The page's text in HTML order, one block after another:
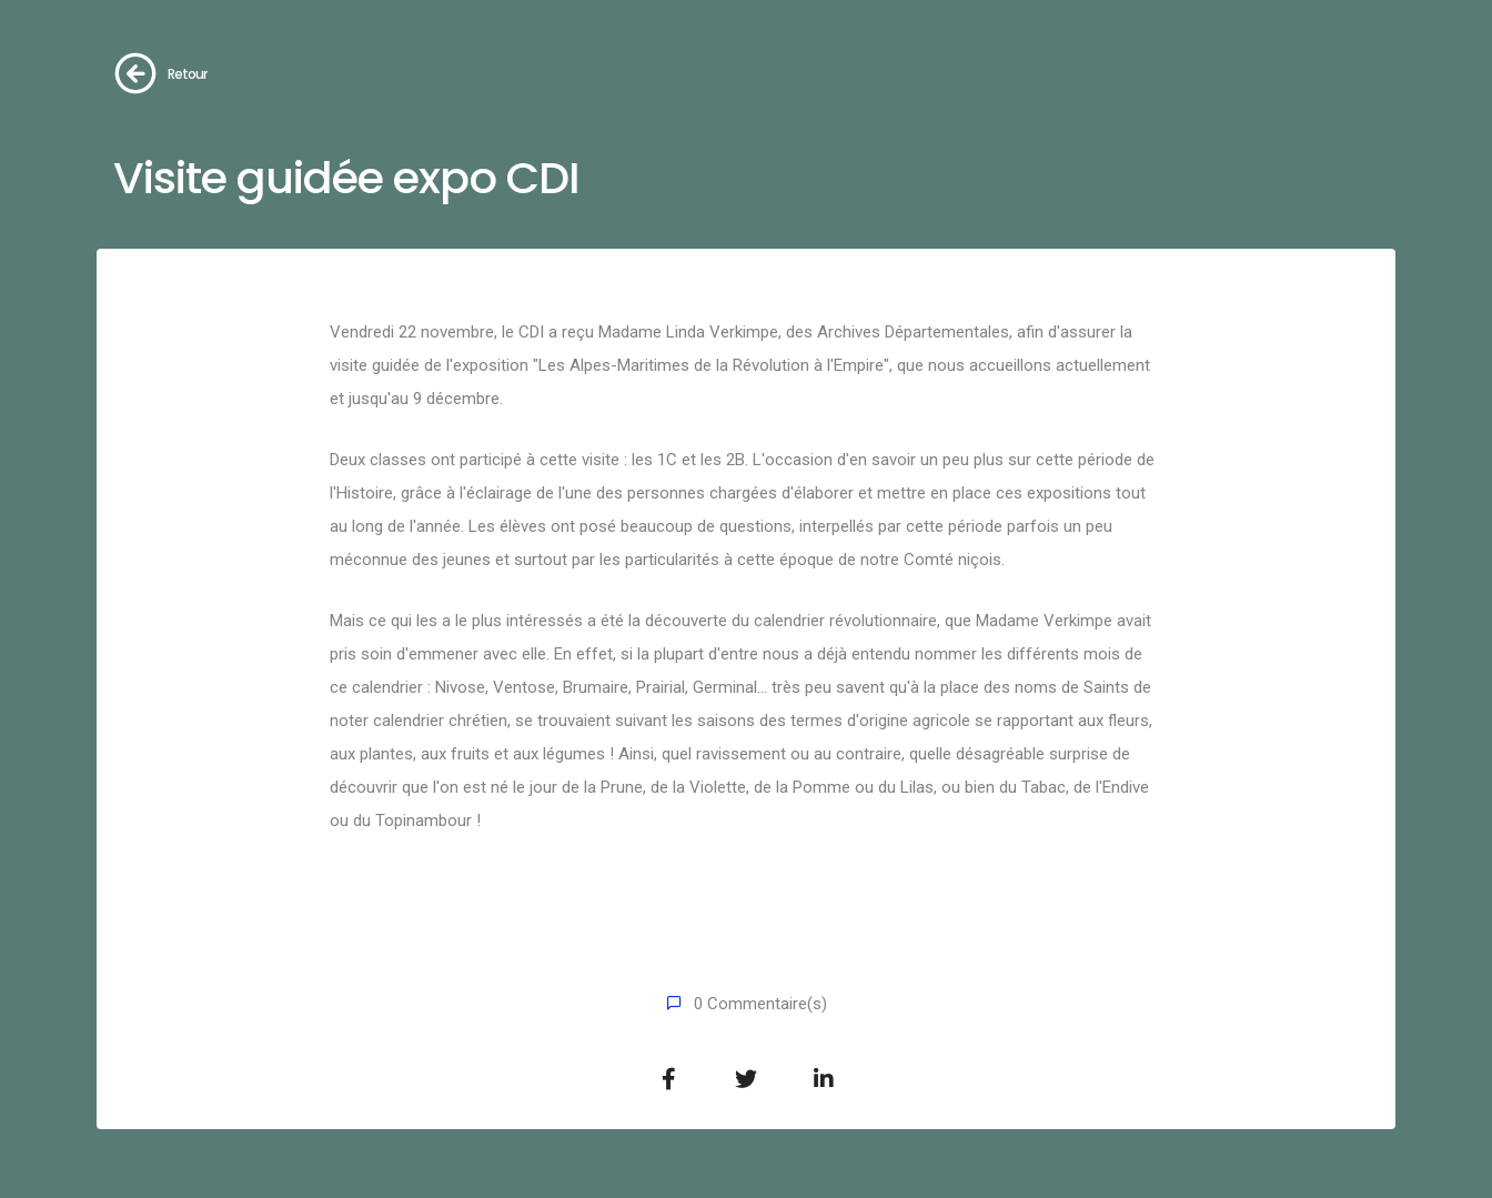
Retour
Visite guidée expo CDI
Vendredi 22 novembre, le CDI a reçu Madame Linda Verkimpe, des Archives Départementales, afin d'assurer la
visite guidée de l'exposition "Les Alpes-Maritimes de la Révolution à l'Empire", que nous accueillons actuellement
et jusqu'au 9 décembre.
Deux classes ont participé à cette visite : les 1C et les 2B. L'occasion d'en savoir un peu plus sur cette période de
l'Histoire, grâce à l'éclairage de l'une des personnes chargées d'élaborer et mettre en place ces expositions tout
au long de l'année. Les élèves ont posé beaucoup de questions, interpellés par cette période parfois un peu
méconnue des jeunes et surtout par les particularités à cette époque de notre Comté niçois.
Mais ce qui les a le plus intéressés a été la découverte du calendrier révolutionnaire, que Madame Verkimpe avait
pris soin d'emmener avec elle. En effet, si la plupart d'entre nous a déjà entendu nommer les différents mois de
ce calendrier : Nivose, Ventose, Brumaire, Prairial, Germinal... très peu savent qu'à la place des noms de Saints de
noter calendrier chrétien, se trouvaient suivant les saisons des termes d'origine agricole se rapportant aux fleurs,
aux plantes, aux fruits et aux légumes ! Ainsi, quel ravissement ou au contraire, quelle désagréable surprise de
découvrir que l'on est né le jour de la Prune, de la Violette, de la Pomme ou du Lilas, ou bien du Tabac, de l'Endive
ou du Topinambour !
0 Commentaire(s)